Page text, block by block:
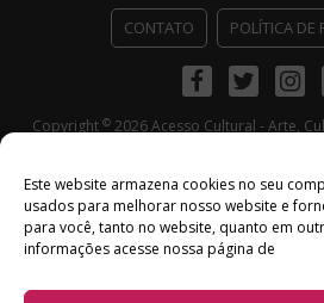
Este website armazena cookies no seu
usados ​​para melhorar nosso website e
para você, tanto no website, quanto em
informações acesse nossa página de
CONTATO POLÍTICA DE
FacebookTwitter
Copyright ©2026 Acesso Cultural - Arte,